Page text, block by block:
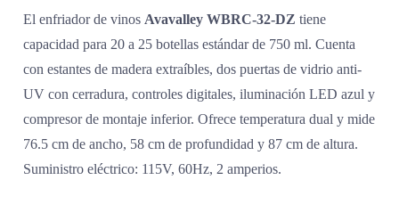
El enfriador de vinos Avavalley WBRC-32-DZ tiene
capacidad para 20 a 25 botellas estándar de 750 ml. Cuenta
con estantes de madera extraíbles, dos puertas de vidrio anti-
UV con cerradura, controles digitales, iluminación LED azul y
compresor de montaje inferior. Ofrece temperatura dual y mide
76.5 cm de ancho, 58 cm de profundidad y 87 cm de altura.
Suministro eléctrico: 115V, 60Hz, 2 amperios.